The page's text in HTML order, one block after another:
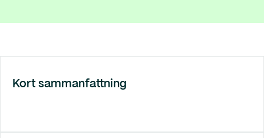
Kort sammanfattning